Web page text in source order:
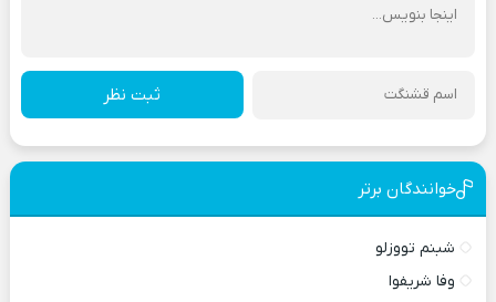
ثبت نظر
خوانندگان برتر
شبنم تووزلو
وفا شریفوا